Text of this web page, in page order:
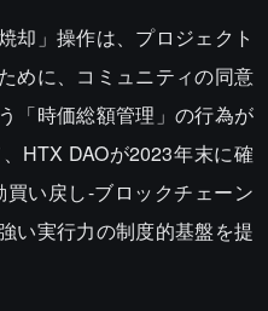
却」操作は、プロジェクト
めに、コミュニティの同意
「時価総額管理」の行為が
HTX DAOが2023年末に確
い戻し-ブロックチェーン
い実行力の制度的基盤を提